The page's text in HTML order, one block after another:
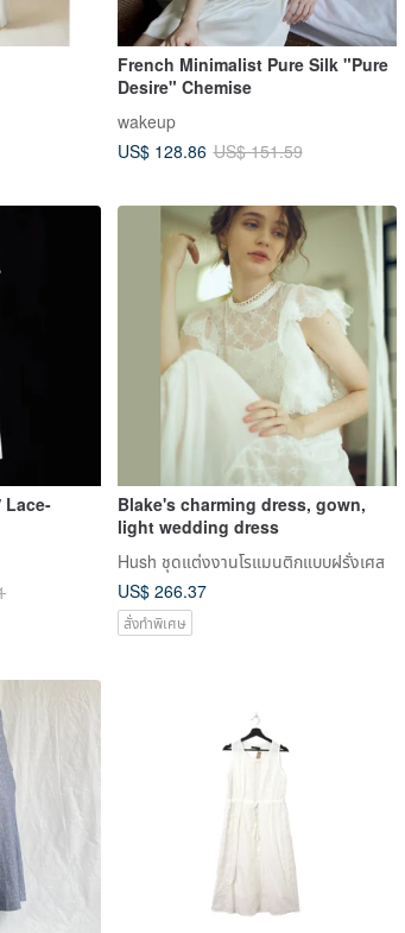
French Minimalist Pure Silk "Pure
Desire" Chemise
wakeup
US$ 128.86 US$ 151.59
Lace-
Blake's charming dress, gown,
light wedding dress
Hush ชุดแต่งงานโรแมนติกแบบฝรั่งเศส
US$ 266.37
สั่งทำพิเศษ